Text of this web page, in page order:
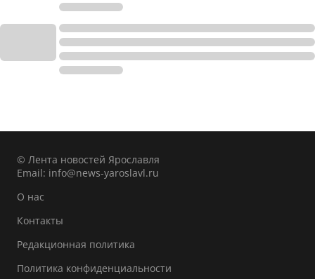
© Лента новостей Ярославля
Email: info@news-yaroslavl.ru
О нас
Контакты
Редакционная политика
Политика конфиденциальности